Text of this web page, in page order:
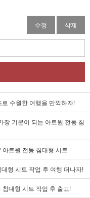
수정 삭제
수월한 여행을 만끽하자!
장 기본이 되는 아트원 전동 침
트원 전동 침대형 시트
형 시트 작업 후 여행 떠나자!
대형 시트 작업 후 출고!